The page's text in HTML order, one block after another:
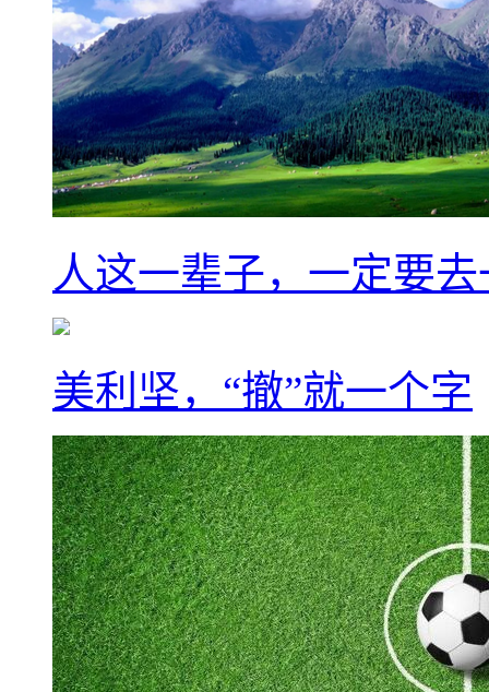
人这一辈子，一定要
美利坚，“撤”就一个字